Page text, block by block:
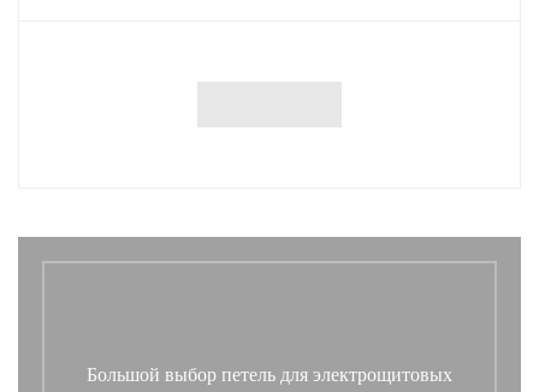
Большой выбор петель для электрощитовых